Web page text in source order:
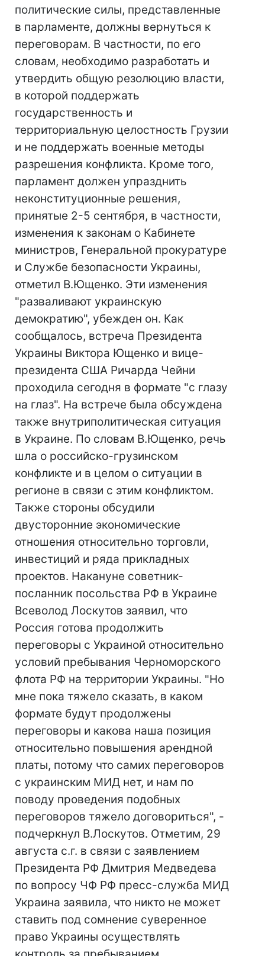
политические силы, представленные
в парламенте, должны вернуться к
переговорам. В частности, по его
словам, необходимо разработать и
утвердить общую резолюцию власти,
в которой поддержать
государственность и
территориальную целостность Грузии
и не поддержать военные методы
разрешения конфликта. Кроме того,
парламент должен упразднить
неконституционные решения,
принятые 2-5 сентября, в частности,
изменения к законам о Кабинете
министров, Генеральной прокуратуре
и Службе безопасности Украины,
отметил В.Ющенко. Эти изменения
"разваливают украинскую
демократию", убежден он. Как
сообщалось, встреча Президента
Украины Виктора Ющенко и вице-
президента США Ричарда Чейни
проходила сегодня в формате "с глазу
на глаз". На встрече была обсуждена
также внутриполитическая ситуация
в Украине. По словам В.Ющенко, речь
шла о российско-грузинском
конфликте и в целом о ситуации в
регионе в связи с этим конфликтом.
Также стороны обсудили
двусторонние экономические
отношения относительно торговли,
инвестиций и ряда прикладных
проектов. Накануне советник-
посланник посольства РФ в Украине
Всеволод Лоскутов заявил, что
Россия готова продолжить
переговоры с Украиной относительно
условий пребывания Черноморского
флота РФ на территории Украины. "Но
мне пока тяжело сказать, в каком
формате будут продолжены
переговоры и какова наша позиция
относительно повышения арендной
платы, потому что самих переговоров
с украинским МИД нет, и нам по
поводу проведения подобных
переговоров тяжело договориться", -
подчеркнул В.Лоскутов. Отметим, 29
августа с.г. в связи с заявлением
Президента РФ Дмитрия Медведева
по вопросу ЧФ РФ пресс-служба МИД
Украина заявила, что никто не может
ставить под сомнение суверенное
право Украины осуществлять